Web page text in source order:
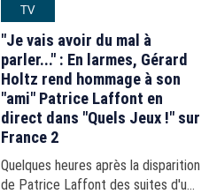
TV
"Je vais avoir du mal à
parler..." : En larmes, Gérard
Holtz rend hommage à son
"ami" Patrice Laffont en
direct dans "Quels Jeux !" sur
France 2
Quelques heures après la disparition
de Patrice Laffont des suites d'un